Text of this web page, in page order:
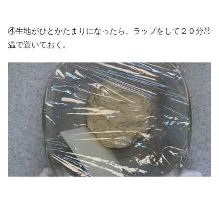
④生地がひとかたまりになったら、ラップをして２０分常
温で置いておく。